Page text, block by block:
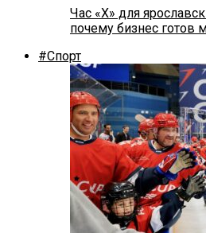
Час «Х» для
почему бизнес готов
#Спорт